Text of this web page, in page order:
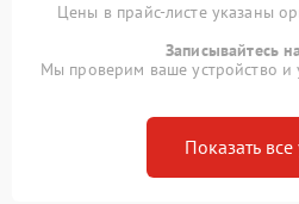
Цены в прайс-листе указаны
Записывайтесь
Мы проверим ваше устройство и
Показать все